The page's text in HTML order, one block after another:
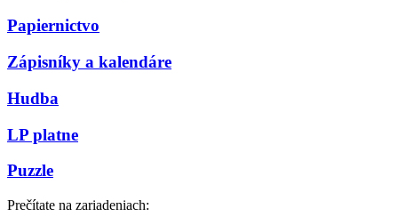
Papiernictvo
Zápisníky a kalendáre
Hudba
LP platne
Puzzle
Prečítate na zariadeniach: